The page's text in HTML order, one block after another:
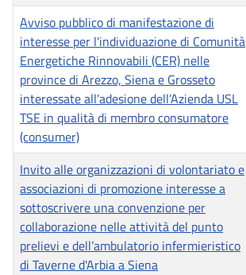
Avviso pubblico di manifestazione di
interesse per l'individuazione di Comunità
Energetiche Rinnovabili (CER) nelle
province di Arezzo, Siena e Grosseto
interessate all'adesione dell’Azienda USL
TSE in qualità di membro consumatore
(consumer)
Invito alle organizzazioni di volontariato e
associazioni di promozione interesse a
sottoscrivere una convenzione per
collaborazione nelle attività del punto
prelievi e dell’ambulatorio infermieristico
di Taverne d'Arbia a Siena